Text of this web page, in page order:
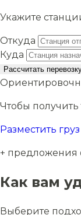
Укажите
Откуда
Куда
Рассчитать
Чтобы получить
Разместить груз
+ предложения
Как вам
Выберите